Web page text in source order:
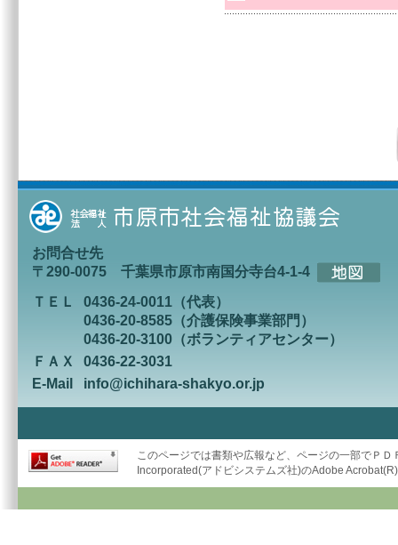
お問合せ先
〒290-0075 千葉県市原市南国分寺台4-1-4
ＴＥＬ
0436-24-0011（代表）
0436-20-8585（介護保険事業部門）
0436-20-3100（ボランティアセンター）
ＦＡＸ
0436-22-3031
E-Mail
info@ichihara-shakyo.or.jp
このページでは書類や広報など、ページの一部でＰ
Incorporated(アドビシステムズ社)のAdobe